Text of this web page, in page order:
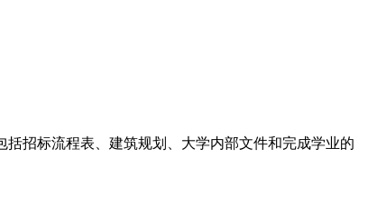
招标流程表、建筑规划、大学内部文件和完成学业的